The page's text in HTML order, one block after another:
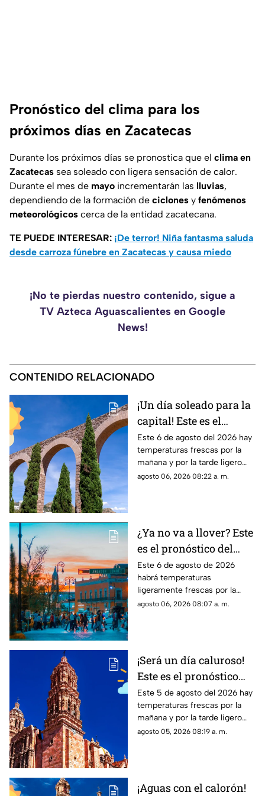
Pronóstico del clima para los
próximos días en Zacatecas
Durante los próximos días se pronostica que el clima en
Zacatecas sea soleado con ligera sensación de calor.
Durante el mes de mayo incrementarán las lluvias,
dependiendo de la formación de ciclones y fenómenos
meteorológicos cerca de la entidad zacatecana.
TE PUEDE INTERESAR: ¡De terror! Niña fantasma saluda
desde carroza fúnebre en Zacatecas y causa miedo
¡No te pierdas nuestro contenido, sigue a
TV Azteca Aguascalientes en Google
News!
CONTENIDO RELACIONADO
¡Un día soleado para la
capital! Este es el
pronóstico del clima en
Zacatecas HOY jueves 6
de agosto
Este 6 de agosto del 2026 hay
temperaturas frescas por la
mañana y por la tarde ligero
calor; el clima de hoy en
agosto 06, 2026 08:22 a. m.
¿Ya no va a llover? Este
es el pronóstico del
clima en
Aguascalientes hoy 6
de agosto
Este 6 de agosto de 2026
habrá temperaturas
ligeramente frescas por la
mañana y calor en el día; el
agosto 06, 2026 08:07 a. m.
¡Será un día caluroso!
Este es el pronóstico
del clima en Zacatecas
HOY miércoles 5 de
agosto
Este 5 de agosto del 2026 hay
temperaturas frescas por la
mañana y por la tarde ligero
calor; el clima de hoy en
agosto 05, 2026 08:19 a. m.
¡Aguas con el calorón!